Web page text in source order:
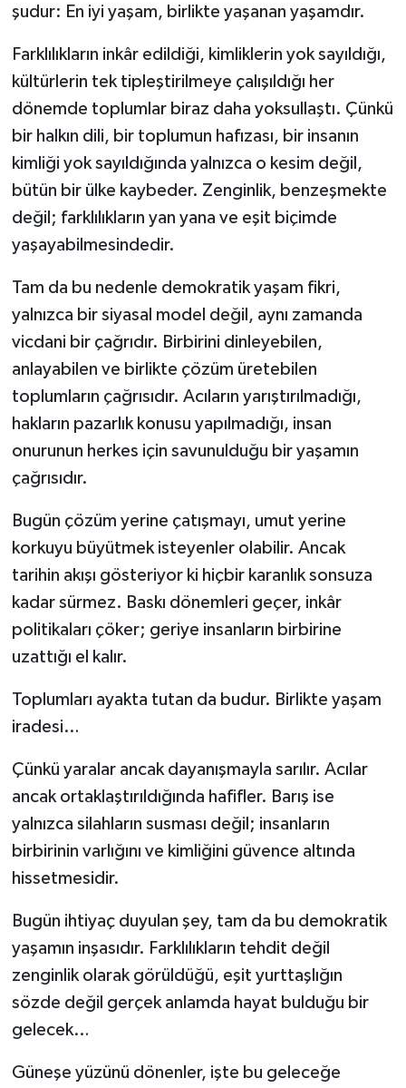
şudur: En iyi yaşam, birlikte yaşanan yaşamdır.
Farklılıkların inkâr edildiği, kimliklerin yok sayıldığı,
kültürlerin tek tipleştirilmeye çalışıldığı her
dönemde toplumlar biraz daha yoksullaştı. Çünkü
bir halkın dili, bir toplumun hafızası, bir insanın
kimliği yok sayıldığında yalnızca o kesim değil,
bütün bir ülke kaybeder. Zenginlik, benzeşmekte
değil; farklılıkların yan yana ve eşit biçimde
yaşayabilmesindedir.
Tam da bu nedenle demokratik yaşam fikri,
yalnızca bir siyasal model değil, aynı zamanda
vicdani bir çağrıdır. Birbirini dinleyebilen,
anlayabilen ve birlikte çözüm üretebilen
toplumların çağrısıdır. Acıların yarıştırılmadığı,
hakların pazarlık konusu yapılmadığı, insan
onurunun herkes için savunulduğu bir yaşamın
çağrısıdır.
Bugün çözüm yerine çatışmayı, umut yerine
korkuyu büyütmek isteyenler olabilir. Ancak
tarihin akışı gösteriyor ki hiçbir karanlık sonsuza
kadar sürmez. Baskı dönemleri geçer, inkâr
politikaları çöker; geriye insanların birbirine
uzattığı el kalır.
Toplumları ayakta tutan da budur. Birlikte yaşam
iradesi…
Çünkü yaralar ancak dayanışmayla sarılır. Acılar
ancak ortaklaştırıldığında hafifler. Barış ise
yalnızca silahların susması değil; insanların
birbirinin varlığını ve kimliğini güvence altında
hissetmesidir.
Bugün ihtiyaç duyulan şey, tam da bu demokratik
yaşamın inşasıdır. Farklılıkların tehdit değil
zenginlik olarak görüldüğü, eşit yurttaşlığın
sözde değil gerçek anlamda hayat bulduğu bir
gelecek…
Güneşe yüzünü dönenler, işte bu geleceğe